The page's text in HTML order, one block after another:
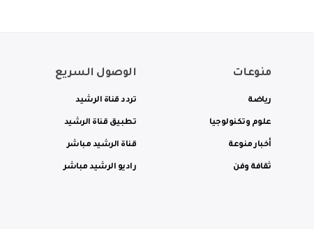
منوعات
رياضة
علوم وتكنولوجيا
أخبار منوعة
ثقافة وفن
الوصول السريع
تردد قناة الرشيد
تطبيق قناة الرشيد
قناة الرشيد مباشر
راديو الرشيد مباشر